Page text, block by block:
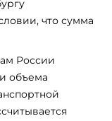
что сумма
России
объема